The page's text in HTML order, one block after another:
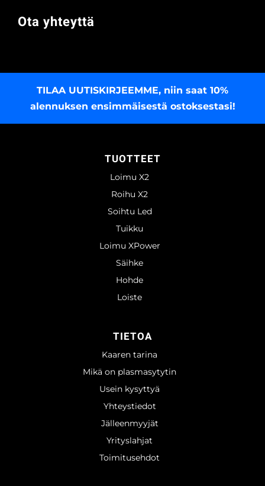
Ota yhteyttä
TILAA UUTISKIRJEEMME, niin saat 10%
alennuksen ensimmäisestä ostoksestasi!
TUOTTEET
Loimu X2
Roihu X2
Soihtu Led
Tuikku
Loimu XPower
Säihke
Hohde
Loiste
TIETOA
Kaaren tarina
Mikä on plasmasytytin
Usein kysyttyä
Yhteystiedot
Jälleenmyyjät
Yrityslahjat
Toimitusehdot